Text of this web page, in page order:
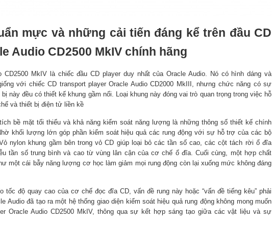
mực và những cải tiến đáng kể trên đầu CD
Audio CD2500 MkIV chính hãng
CD2500 MkIV là chiếc đầu CD player duy nhất của Oracle Audio. Nó có hình dáng và
với chiếc CD transport player Oracle Audio CD2000 MkIII, nhưng chức năng có sự
này đều có thiết kế khung gầm nổi. Loại khung này đóng vai trò quan trọng trong việc hỗ
và thiết bị điện tử liền kề
bề mặt tối thiểu và khả năng kiểm soát năng lượng là những thông số thiết kế chính
khối lượng lớn góp phần kiểm soát hiệu quả các rung động với sự hỗ trợ của các bộ
nylon khung gầm bên trong vỏ CD giúp loại bỏ các tần số cao, các cột tách rời ổ đĩa
tần số trung bình và cao từ vùng lân cận của cơ chế ổ đĩa. Cuối cùng, một hợp chất
một cái bẫy năng lượng cơ học làm giảm mọi rung động còn lại xuống mức không đáng
tốc độ quay cao của cơ chế đọc đĩa CD, vấn đề rung này hoặc “vấn đề tiếng kêu” phải
Audio đã tạo ra một hệ thống giao diện kiểm soát hiệu quả rung động không mong muốn
Oracle Audio CD2500 MkIV, thông qua sự kết hợp sáng tạo giữa các vật liệu và sự